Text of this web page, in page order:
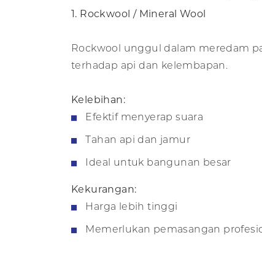
1. Rockwool / Mineral Wool
Rockwool unggul dalam meredam
terhadap api dan kelembapan.
Kelebihan:
Efektif menyerap suara
Tahan api dan jamur
Ideal untuk bangunan besar
Kekurangan:
Harga lebih tinggi
Memerlukan pemasangan